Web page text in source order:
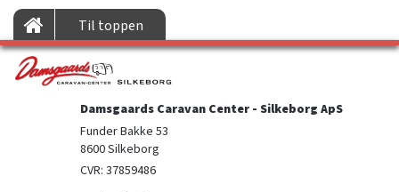
Til toppen
Damsgaards Caravan Center - Silkeborg ApS
Funder Bakke 53
8600 Silkeborg
CVR: 37859486